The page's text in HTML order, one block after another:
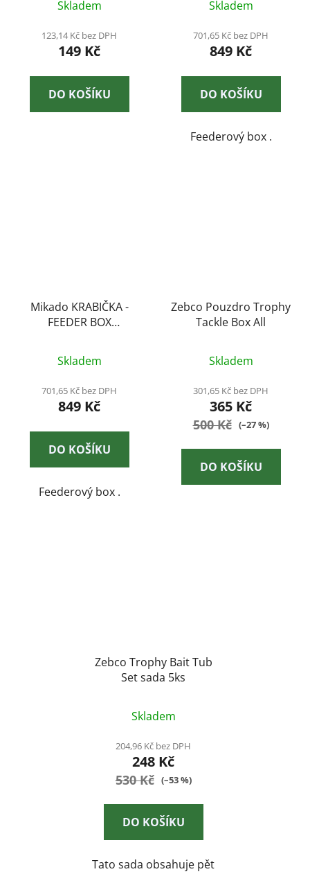
Skladem
123,14 Kč bez DPH
149 Kč
DO KOŠÍKU
Skladem
701,65 Kč bez DPH
849 Kč
DO KOŠÍKU
Feederový box .
Mikado KRABIČKA -
FEEDER BOX
Skladem
701,65 Kč bez DPH
849 Kč
DO KOŠÍKU
Feederový box .
Zebco Pouzdro Trophy
Tackle Box All
Skladem
301,65 Kč bez DPH
365 Kč
500 Kč (–27 %)
DO KOŠÍKU
Zebco Trophy Bait Tub
Set sada 5ks
Skladem
204,96 Kč bez DPH
248 Kč
530 Kč (–53 %)
DO KOŠÍKU
Tato sada obsahuje pět